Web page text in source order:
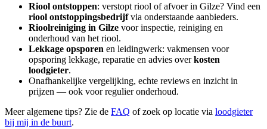
Riool ontstoppen: verstopt riool of afvoer in Gilze? Vind een
riool ontstoppingsbedrijfvia onderstaande aanbieders.
Rioolreiniging in Gilze voor inspectie, reiniging en
onderhoud van het riool.
Lekkage opsporen en leidingwerk: vakmensen voor
opsporing lekkage, reparatie en advies overkosten
loodgieter.
Onafhankelijke vergelijking, echte reviews en inzicht in
prijzen — ook voor regulier onderhoud.
Meer algemene tips? Zie de FAQ of zoek op locatie via loodgieter
bij mij in de buurt.